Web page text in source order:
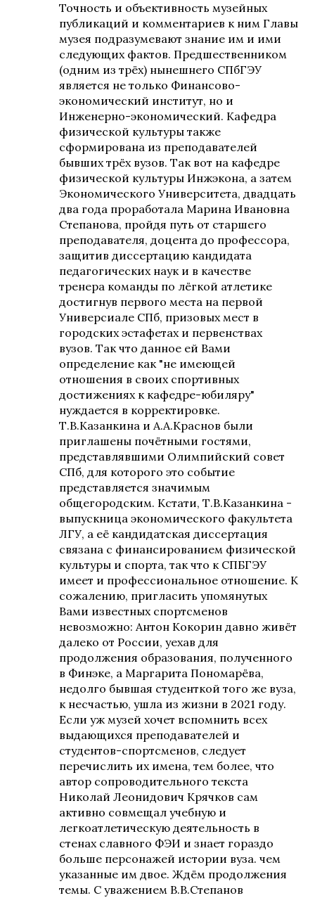
Точность и объективность музейных
публикаций и комментариев к ним Главы
музея подразумевают знание им и ими
следующих фактов. Предшественником
(одним из трёх) нынешнего СПбГЭУ
является не только Финансово-
экономический институт, но и
Инженерно-экономический. Кафедра
физической культуры также
сформирована из преподавателей
бывших трёх вузов. Так вот на кафедре
физической культуры Инжэкона, а затем
Экономического Университета, двадцать
два года проработала Марина Ивановна
Степанова, пройдя путь от старшего
преподавателя, доцента до профессора,
защитив диссертацию кандидата
педагогических наук и в качестве
тренера команды по лёгкой атлетике
достигнув первого места на первой
Универсиале СПб, призовых мест в
городских эстафетах и первенствах
вузов. Так что данное ей Вами
определение как "не имеющей
отношения в своих спортивных
достижениях к кафедре-юбиляру"
нуждается в корректировке.
Т.В.Казанкина и А.А.Краснов были
приглашены почётными гостями,
представлявшими Олимпийский совет
СПб, для которого это событие
представляется значимым
общегородским. Кстати, Т.В.Казанкина -
выпускница экономического факультета
ЛГУ, а её кандидатская диссертация
связана с финансированием физической
культуры и спорта, так что к СПБГЭУ
имеет и профессиональное отношение. К
сожалению, пригласить упомянутых
Вами известных спортсменов
невозможно: Антон Кокорин давно живёт
далеко от России, уехав для
продолжения образования, полученного
в Финэке, а Маргарита Пономарёва,
недолго бывшая студенткой того же вуза,
к несчастью, ушла из жизни в 2021 году.
Если уж музей хочет вспомнить всех
выдающихся преподавателей и
студентов-спортсменов, следует
перечислить их имена, тем более, что
автор сопроводительного текста
Николай Леонидович Крячков сам
активно совмещал учебную и
легкоатлетическую деятельность в
стенах славного ФЭИ и знает гораздо
больше персонажей истории вуза. чем
указанные им двое. Ждём продолжения
темы. С уважением В.В.Степанов